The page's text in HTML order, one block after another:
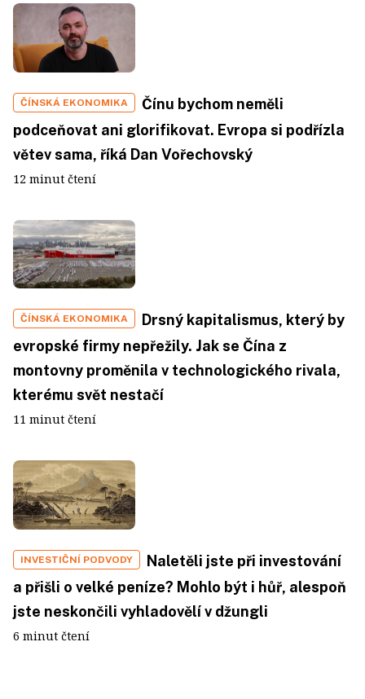
ČÍNSKÁ EKONOMIKA
Čínu bychom neměli
podceňovat ani glorifikovat. Evropa si podřízla
větev sama, říká Dan Vořechovský
12 minut čtení
ČÍNSKÁ EKONOMIKA
Drsný kapitalismus, který by
evropské firmy nepřežily. Jak se Čína z
montovny proměnila v technologického rivala,
kterému svět nestačí
11 minut čtení
INVESTIČNÍ PODVODY
Naletěli jste při investování
a přišli o velké peníze? Mohlo být i hůř, alespoň
jste neskončili vyhladovělí v džungli
6 minut čtení